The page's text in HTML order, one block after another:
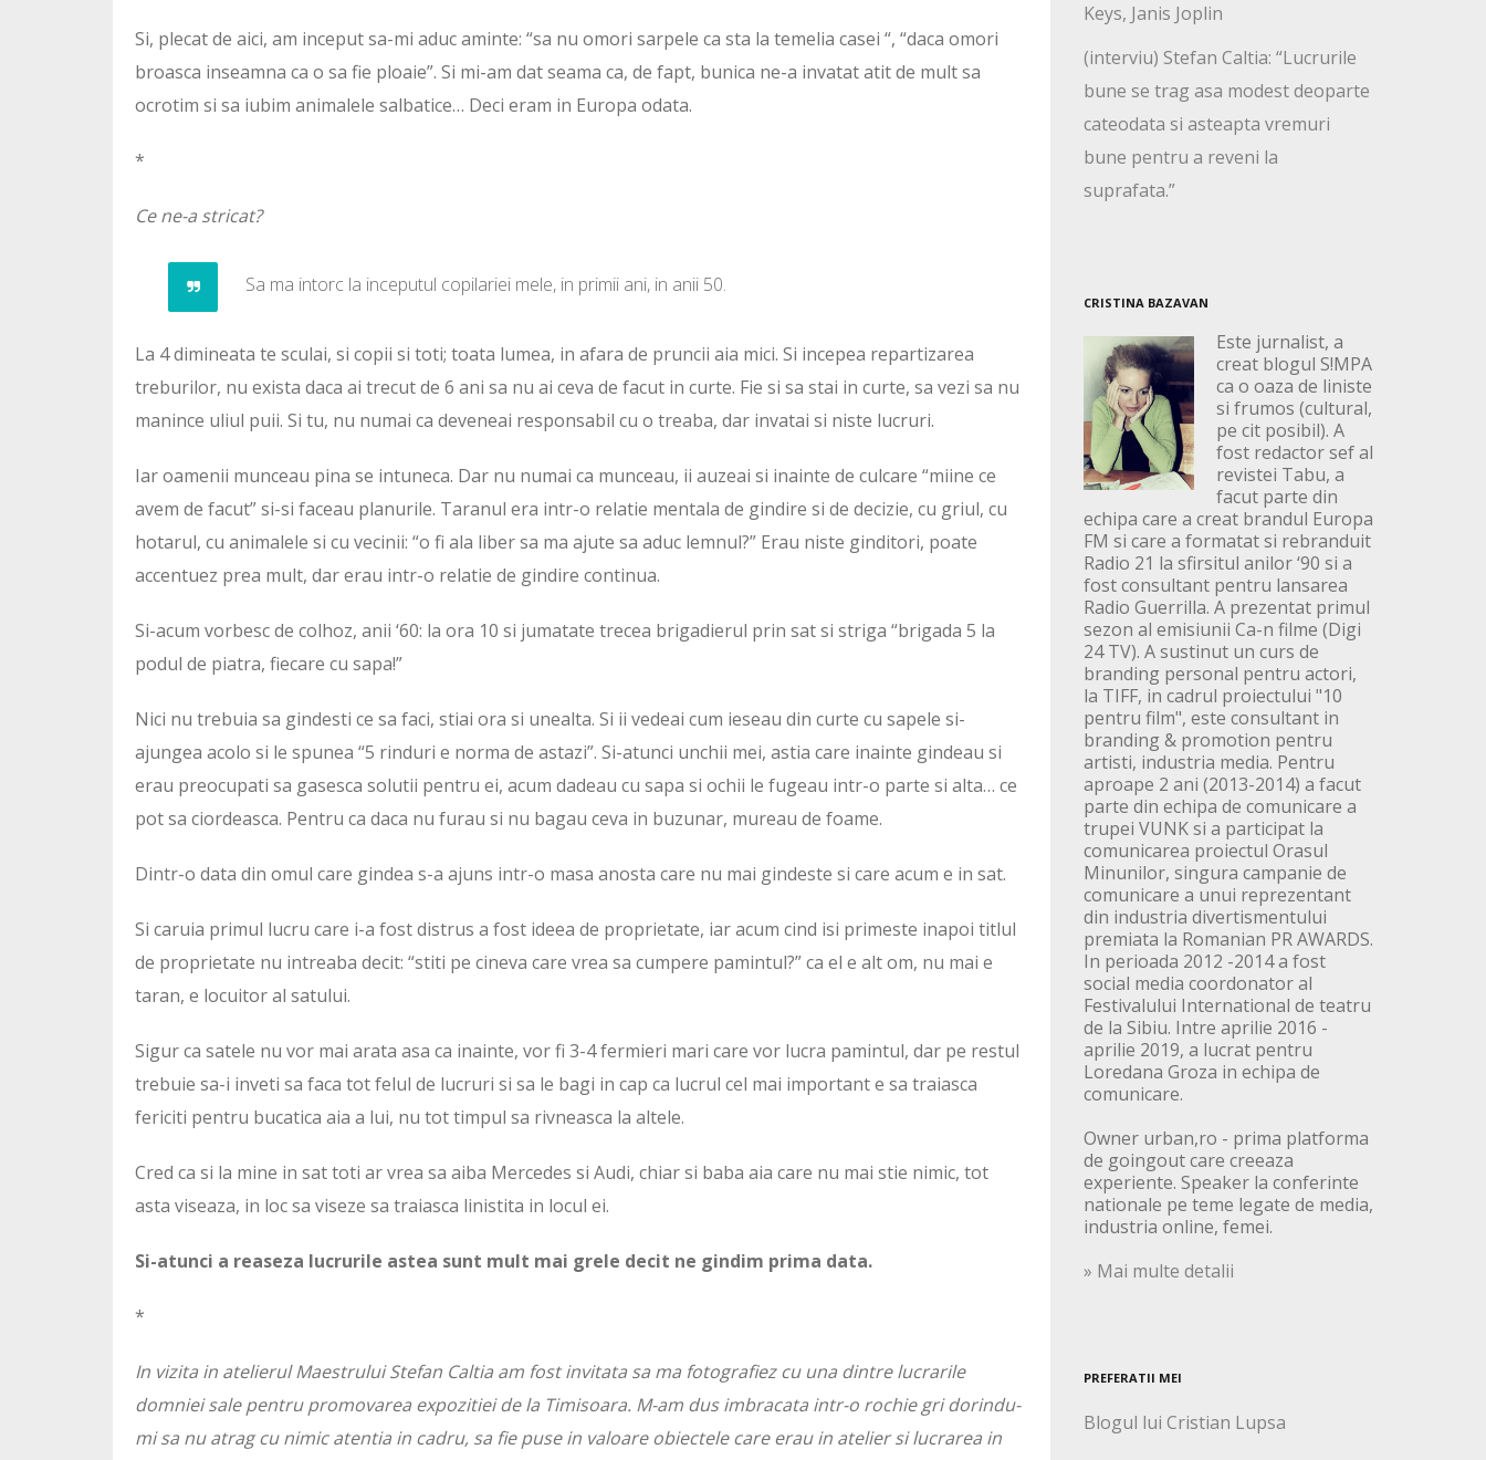
Si, plecat de aici, am inceput sa-mi aduc aminte: “sa nu omori sarpele ca sta la temelia casei “, “daca omori
broasca inseamna ca o sa fie ploaie”. Si mi-am dat seama ca, de fapt, bunica ne-a invatat atit de mult sa
ocrotim si sa iubim animalele salbatice… Deci eram in Europa odata.
*
Ce ne-a stricat?
Sa ma intorc la inceputul copilariei mele, in primii ani, in anii 50.
La 4 dimineata te sculai, si copii si toti; toata lumea, in afara de pruncii aia mici. Si incepea repartizarea
treburilor, nu exista daca ai trecut de 6 ani sa nu ai ceva de facut in curte. Fie si sa stai in curte, sa vezi sa nu
manince uliul puii. Si tu, nu numai ca deveneai responsabil cu o treaba, dar invatai si niste lucruri.
Iar oamenii munceau pina se intuneca. Dar nu numai ca munceau, ii auzeai si inainte de culcare “miine ce
avem de facut” si-si faceau planurile. Taranul era intr-o relatie mentala de gindire si de decizie, cu griul, cu
hotarul, cu animalele si cu vecinii: “o fi ala liber sa ma ajute sa aduc lemnul?” Erau niste ginditori, poate
accentuez prea mult, dar erau intr-o relatie de gindire continua.
Si-acum vorbesc de colhoz, anii ‘60: la ora 10 si jumatate trecea brigadierul prin sat si striga “brigada 5 la
podul de piatra, fiecare cu sapa!”
Nici nu trebuia sa gindesti ce sa faci, stiai ora si unealta. Si ii vedeai cum ieseau din curte cu sapele si-
ajungea acolo si le spunea “5 rinduri e norma de astazi”. Si-atunci unchii mei, astia care inainte gindeau si
erau preocupati sa gasesca solutii pentru ei, acum dadeau cu sapa si ochii le fugeau intr-o parte si alta… ce
pot sa ciordeasca. Pentru ca daca nu furau si nu bagau ceva in buzunar, mureau de foame.
Dintr-o data din omul care gindea s-a ajuns intr-o masa anosta care nu mai gindeste si care acum e in sat.
Si caruia primul lucru care i-a fost distrus a fost ideea de proprietate, iar acum cind isi primeste inapoi titlul
de proprietate nu intreaba decit: “stiti pe cineva care vrea sa cumpere pamintul?” ca el e alt om, nu mai e
taran, e locuitor al satului.
Sigur ca satele nu vor mai arata asa ca inainte, vor fi 3-4 fermieri mari care vor lucra pamintul, dar pe restul
trebuie sa-i inveti sa faca tot felul de lucruri si sa le bagi in cap ca lucrul cel mai important e sa traiasca
fericiti pentru bucatica aia a lui, nu tot timpul sa rivneasca la altele.
Cred ca si la mine in sat toti ar vrea sa aiba Mercedes si Audi, chiar si baba aia care nu mai stie nimic, tot
asta viseaza, in loc sa viseze sa traiasca linistita in locul ei.
Si-atunci a reaseza lucrurile astea sunt mult mai grele decit ne gindim prima data.
*
In vizita in atelierul Maestrului Stefan Caltia am fost invitata sa ma fotografiez cu una dintre lucrarile
domniei sale pentru promovarea expozitiei de la Timisoara. M-am dus imbracata intr-o rochie gri dorindu-
mi sa nu atrag cu nimic atentia in cadru, sa fie puse in valoare obiectele care erau in atelier si lucrarea in
Keys, Janis Joplin
(interviu) Stefan Caltia: “Lucrurile
bune se trag asa modest deoparte
cateodata si asteapta vremuri
bune pentru a reveni la
suprafata.”
CRISTINA BAZAVAN
Este jurnalist, a
creat blogul S!MPA
ca o oaza de liniste
si frumos (cultural,
pe cit posibil). A
fost redactor sef al
revistei Tabu, a
facut parte din
echipa care a creat brandul Europa
FM si care a formatat si rebranduit
Radio 21 la sfirsitul anilor ‘90 si a
fost consultant pentru lansarea
Radio Guerrilla. A prezentat primul
sezon al emisiunii Ca-n filme (Digi
24 TV). A sustinut un curs de
branding personal pentru actori,
la TIFF, in cadrul proiectului "10
pentru film", este consultant in
branding & promotion pentru
artisti, industria media. Pentru
aproape 2 ani (2013-2014) a facut
parte din echipa de comunicare a
trupei VUNK si a participat la
comunicarea proiectul Orasul
Minunilor, singura campanie de
comunicare a unui reprezentant
din industria divertismentului
premiata la Romanian PR AWARDS.
In perioada 2012 -2014 a fost
social media coordonator al
Festivalului International de teatru
de la Sibiu. Intre aprilie 2016 -
aprilie 2019, a lucrat pentru
Loredana Groza in echipa de
comunicare.
Owner urban,ro - prima platforma
de goingout care creeaza
experiente. Speaker la conferinte
nationale pe teme legate de media,
industria online, femei.
» Mai multe detalii
PREFERATII MEI
Blogul lui Cristian Lupsa